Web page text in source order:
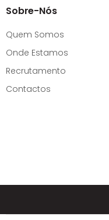
Sobre-Nós
Quem Somos
Onde Estamos
Recrutamento
Contactos